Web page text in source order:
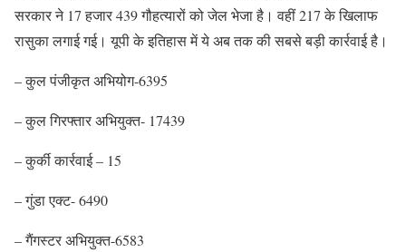
सरकार ने 17 हजार 439 गौहत्यारों को जेल भेजा है। वहीं 217 के खिलाफ
रासुका लगाई गई। यूपी के इतिहास में ये अब तक की सबसे बड़ी कार्रवाई है।
– कुल पंजीकृत अभियोग-6395
– कुल गिरफ्तार अभियुक्त- 17439
– कुर्की कार्रवाई – 15
– गुंडा एक्ट- 6490
– गैंगस्टर अभियुक्त-6583